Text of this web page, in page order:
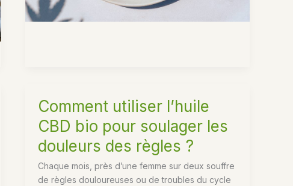
Comment utiliser l’huile
CBD bio pour soulager les
douleurs des règles ?
Chaque mois, près d’une femme sur deux souffre
de règles douloureuses ou de troubles du cycle